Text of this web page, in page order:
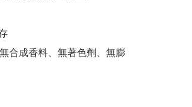
合成香料、無著色劑、無膨